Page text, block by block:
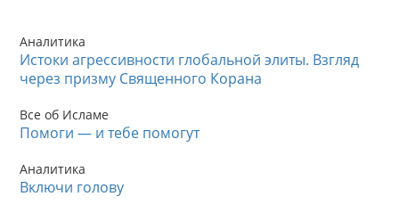
Аналитика
Истоки агрессивности глобальной элиты. Взгляд
через призму Священного Корана
Все об Исламе
Помоги — и тебе помогут
Аналитика
Включи голову